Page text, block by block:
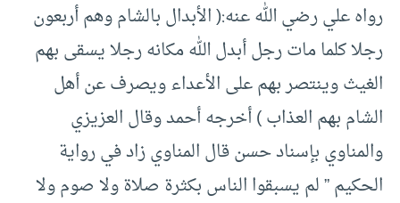
رواه علي رضي الله عنه:( الأبدال بالشام وهم أربعون
رجلا كلما مات رجل أبدل الله مكانه رجلا يسقى بهم
الغيث وينتصر بهم على الأعداء ويصرف عن أهل
الشام بهم العذاب ) أخرجه أحمد وقال العزيزي
والمناوي بإسناد حسن قال المناوي زاد في رواية
الحكيم ” لم يسبقوا الناس بكثرة صلاة ولا صوم ولا